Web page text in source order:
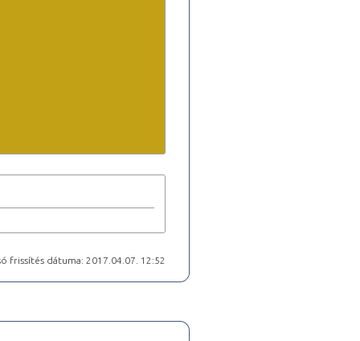
frissítés dátuma: 2017.04.07. 12:52